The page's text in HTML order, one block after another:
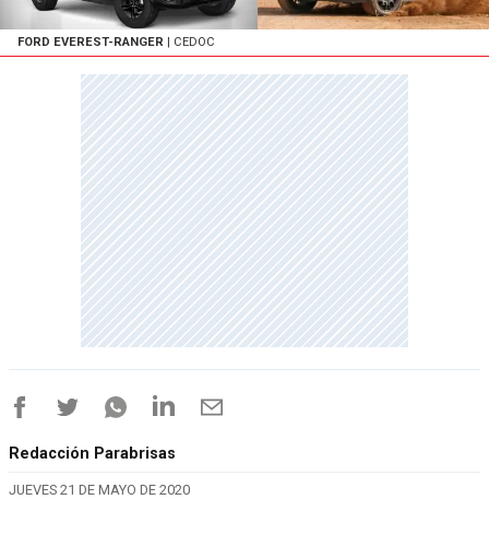
FORD EVEREST-RANGER | CEDOC
Redacción Parabrisas
JUEVES 21 DE MAYO DE 2020